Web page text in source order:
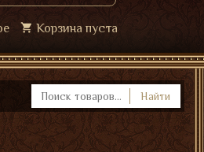
Корзина пуста
Найти